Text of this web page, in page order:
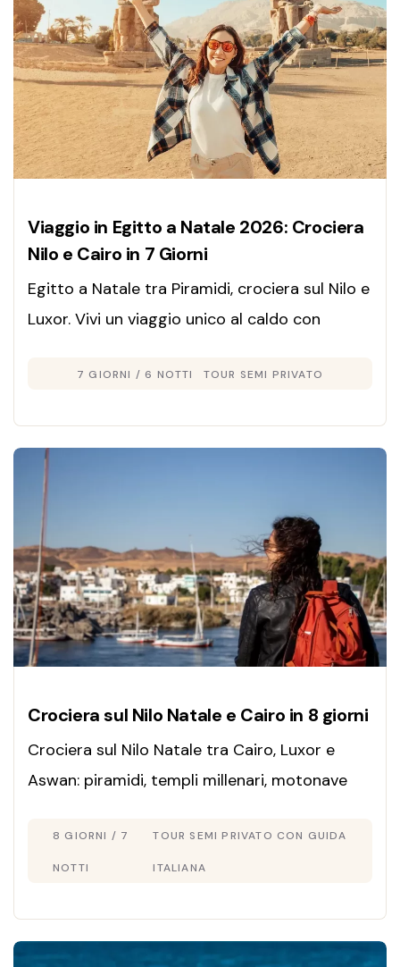
Viaggio in Egitto a Natale 2026: Crociera
Nilo e Cairo in 7 Giorni
Egitto a Natale tra Piramidi, crociera sul Nilo e
Luxor. Vivi un viaggio unico al caldo con
7 GIORNI / 6 NOTTI TOUR SEMI PRIVATO
Crociera sul Nilo Natale e Cairo in 8 giorni
Crociera sul Nilo Natale tra Cairo, Luxor e
Aswan: piramidi, templi millenari, motonave
8 GIORNI / 7
NOTTI
TOUR SEMI PRIVATO CON GUIDA
ITALIANA